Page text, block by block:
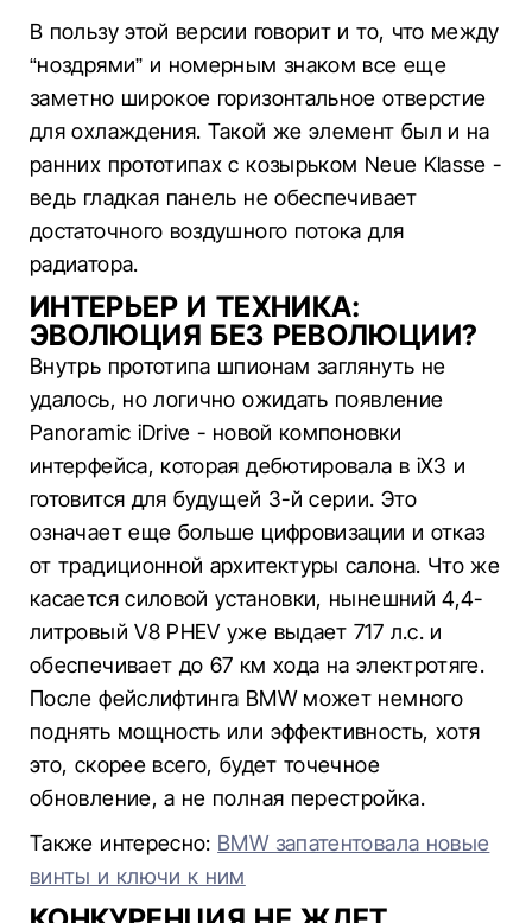
В пользу этой версии говорит и то, что между
“ноздрями” и номерным знаком все еще
заметно широкое горизонтальное отверстие
для охлаждения. Такой же элемент был и на
ранних прототипах с козырьком Neue Klasse -
ведь гладкая панель не обеспечивает
достаточного воздушного потока для
радиатора.
ИНТЕРЬЕР И ТЕХНИКА:
ЭВОЛЮЦИЯ БЕЗ РЕВОЛЮЦИИ?
Внутрь прототипа шпионам заглянуть не
удалось, но логично ожидать появление
Panoramic iDrive - новой компоновки
интерфейса, которая дебютировала в iX3 и
готовится для будущей 3-й серии. Это
означает еще больше цифровизации и отказ
от традиционной архитектуры салона. Что же
касается силовой установки, нынешний 4,4-
литровый V8 PHEV уже выдает 717 л.с. и
обеспечивает до 67 км хода на электротяге.
После фейслифтинга BMW может немного
поднять мощность или эффективность, хотя
это, скорее всего, будет точечное
обновление, а не полная перестройка.
Также интересно: BMW запатентовала новые
винты и ключи к ним